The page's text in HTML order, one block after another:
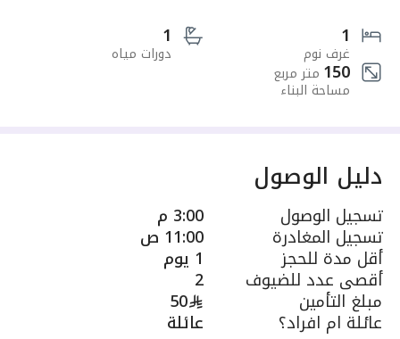
1
غرف نوم
1
دورات مياه
150 متر مربع
مساحة البناء
دليل الوصول
تسجيل الوصول 3:00 م
تسجيل المغادرة 11:00 ص
أقل مدة للحجز 1 يوم
أقصى عدد للضيوف 2
مبلغ التأمين 50
عائلة ام افراد؟ عائلة